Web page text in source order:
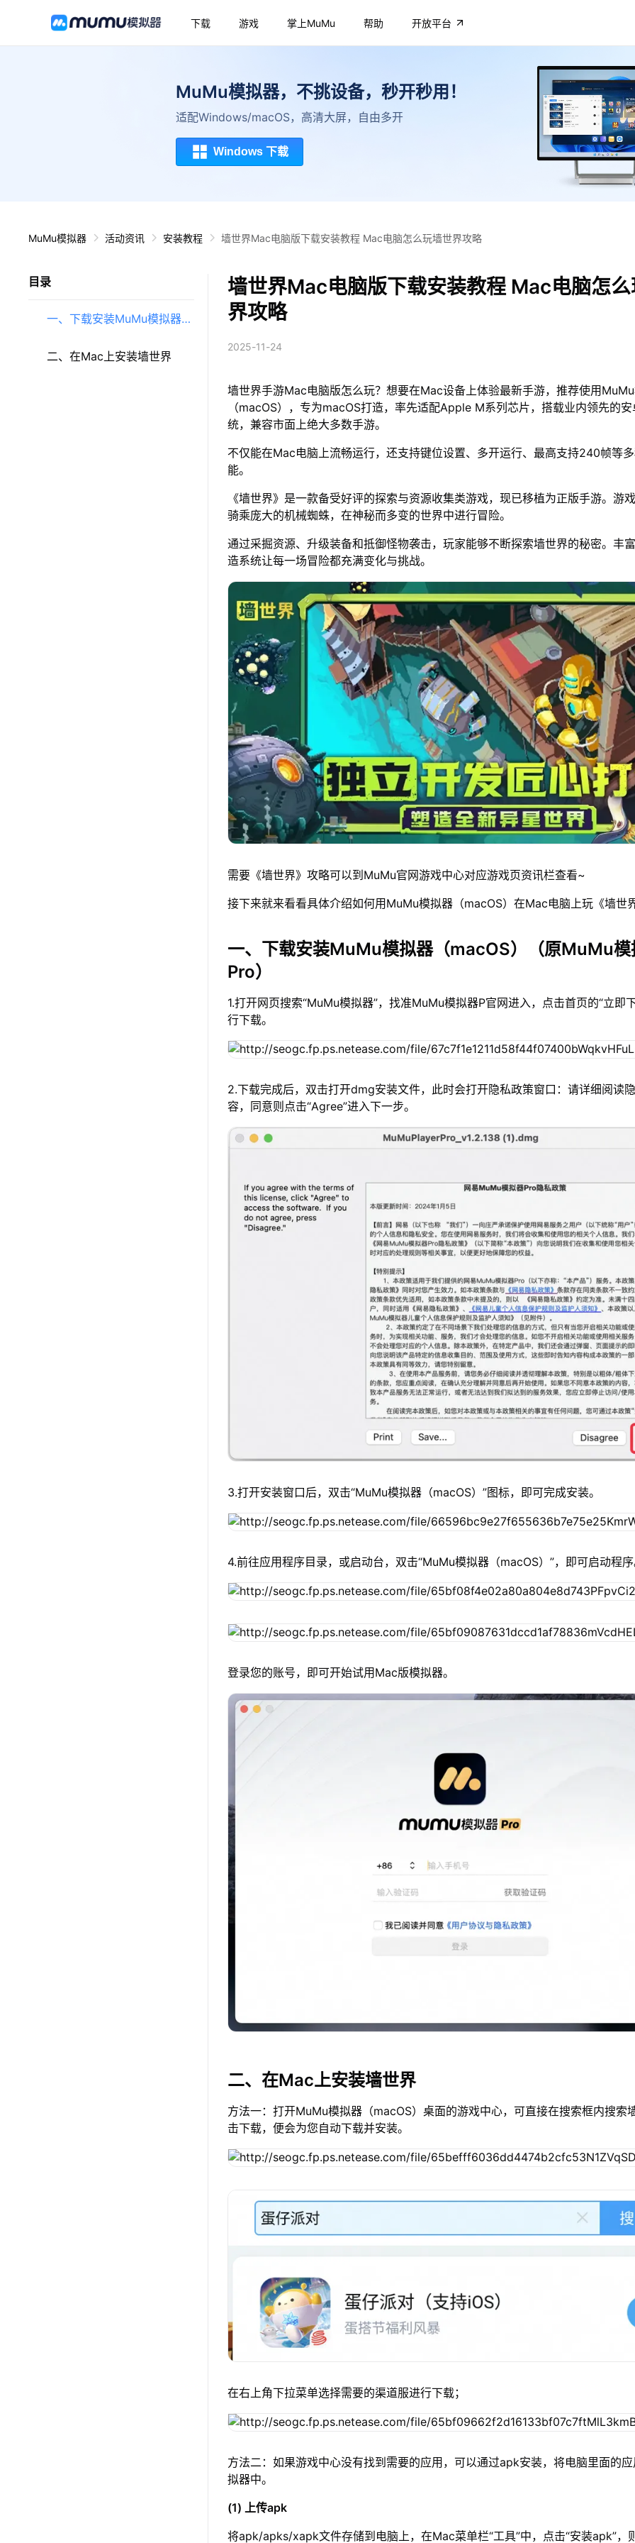
下载 游戏 掌上MuMu 帮助 开放平台
MuMu模拟器，不挑设备，秒开秒用！
适配Windows/macOS，高清大屏，自由多开
Windows 下载
MuMu模拟器 活动资讯 安装教程 墙世界Mac电脑版下载安装教程 Mac电脑怎么玩墙世界攻略
目录
一、下载安装MuMu模拟器
（macOS）（原MuMu模拟
二、在Mac上安装墙世界
墙世界Mac电脑版下载安装教程 Mac电脑怎
界攻略
2025-11-24
墙世界手游Mac电脑版怎么玩？想要在Mac设备上体验最新手游，推荐使用
（macOS），专为macOS打造，率先适配Apple M系列芯片，搭载业内领先的
统，兼容市面上绝大多数手游。
不仅能在Mac电脑上流畅运行，还支持键位设置、多开运行、最高支持240帧等
能。
《墙世界》是一款备受好评的探索与资源收集类游戏，现已移植为正版手游。游
骑乘庞大的机械蜘蛛，在神秘而多变的世界中进行冒险。
通过采掘资源、升级装备和抵御怪物袭击，玩家能够不断探索墙世界的秘密。丰
造系统让每一场冒险都充满变化与挑战。
需要《墙世界》攻略可以到MuMu官网游戏中心对应游戏页资讯栏查看~
接下来就来看看具体介绍如何用MuMu模拟器（macOS）在Mac电脑上玩《墙世
一、下载安装MuMu模拟器（macOS）（原MuMu模
Pro）
1.打开网页搜索“MuMu模拟器”，找准MuMu模拟器P官网进入，点击首页的“立即
行下载。
2.下载完成后，双击打开dmg安装文件，此时会打开隐私政策窗口：请详细阅读
容，同意则点击“Agree”进入下一步。
3.打开安装窗口后，双击“MuMu模拟器（macOS）”图标，即可完成安装。
4.前往应用程序目录，或启动台，双击“MuMu模拟器（macOS）”，即可启动程
登录您的账号，即可开始试用Mac版模拟器。
二、在Mac上安装墙世界
方法一：打开MuMu模拟器（macOS）桌面的游戏中心，可直接在搜索框内搜索
击下载，便会为您自动下载并安装。
在右上角下拉菜单选择需要的渠道服进行下载；
方法二：如果游戏中心没有找到需要的应用，可以通过apk安装，将电脑里面的
拟器中。
(1) 上传apk
将apk/apks/xapk文件存储到电脑上，在Mac菜单栏“工具”中，点击“安装apk”，